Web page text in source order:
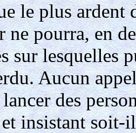
le plus ardent
ne pourra, en
sur lesquelles
Aucun
des
insistant soit-